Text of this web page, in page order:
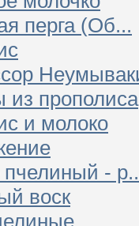
перга (Об...
из прополиса
и молоко
-
воск